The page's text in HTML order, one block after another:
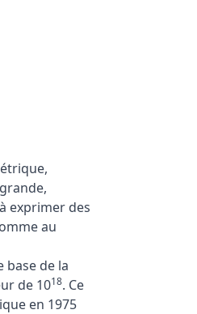
exprimer des
au
base de la
de 1018. Ce
en 1975